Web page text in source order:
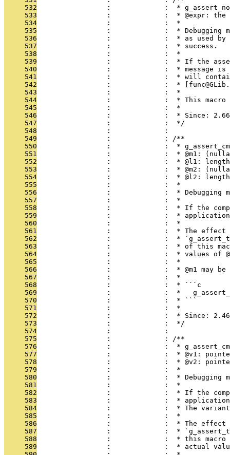
     532
:             :  *
     533
:             :  * @expr: the
     534
                 :             :  *
     535
:             :  * Debugging
     536
:             :  * as used
     537
                 :             :  * success.
     538
                 :             :  *
     539
:             :  * If the
     540
:             :  * message
     541
:             :  * will
     542
:             :  *
     543
                 :             :  *
     544
:             :  * This
     545
                 :             :  *
     546
                 :             :  * Since: 2.66
     547
                 :             :  */
     548
                 :             :
     549
                 :             : /**
     550
:             :  *
     551
:             :  * @m1:
     552
:             :  * @l1:
     553
:             :  * @m2:
     554
:             :  * @l2:
     555
                 :             :  *
     556
:             :  * Debugging
     557
                 :             :  *
     558
:             :  * If the
     559
:             :  *
     560
                 :             :  *
     561
:             :  * The
     562
:             :  *
     563
:             :  * of this
     564
:             :  * values of
     565
                 :             :  *
     566
:             :  * @m1 may
     567
                 :             :  *
     568
                 :             :  * ```c
     569
:             :  *
     570
                 :             :  * ```
     571
                 :             :  *
     572
                 :             :  * Since: 2.46
     573
                 :             :  */
     574
                 :             :
     575
                 :             : /**
     576
:             :  *
     577
:             :  * @v1:
     578
:             :  * @v2:
     579
                 :             :  *
     580
:             :  * Debugging
     581
                 :             :  *
     582
:             :  * If the
     583
:             :  *
     584
:             :  * The
     585
                 :             :  *
     586
:             :  * The
     587
:             :  *
     588
:             :  * this
     589
:             :  * actual